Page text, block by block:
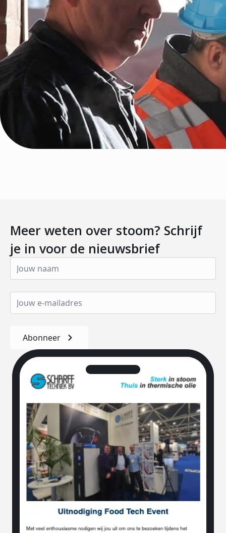
Meer weten over stoom? Schrijf
je in voor de nieuwsbrief
Abonneer